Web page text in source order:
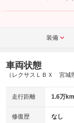
装備
車両状態
（レクサスＬＢＸ 宮城
走行距離 1.6万km
修復歴 なし